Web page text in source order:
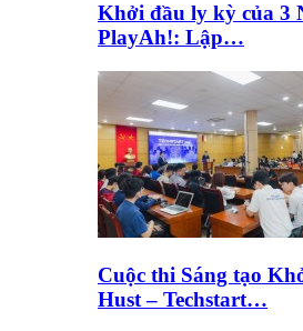
Khởi đầu ly kỳ của 3
PlayAh!: Lập…
Cuộc thi Sáng tạo
Hust – Techstart…